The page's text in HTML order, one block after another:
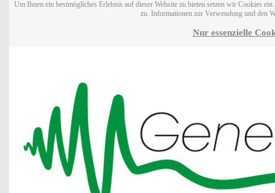
Um Ihnen ein bestmögliches Erlebnis auf dieser Website zu bieten setzen wir Cookies
zu. Informationen zur Verwendung und den
Nur essenzielle